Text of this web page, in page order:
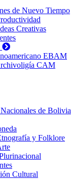
de Nuevo Tiempo
Creativas
EBAM
CAM
de Bolivia
y Folklore
Cultural